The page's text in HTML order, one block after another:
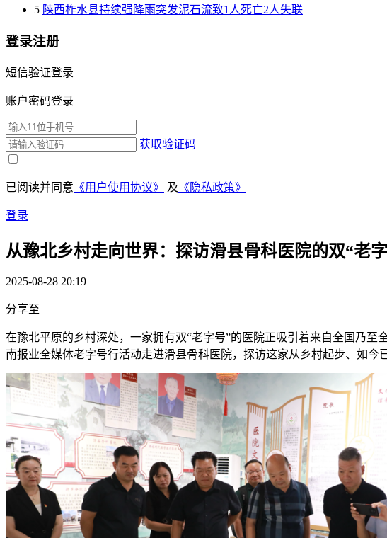
5 陕西柞水县持续强降雨突发泥石流致1人死亡2人失联
登录注册
短信验证登录
账户密码登录
获取验证码
已阅读并同意 《用户使用协议》 及 《隐私政策》
登录
从豫北乡村走向世界：探访滑县骨科医院的双“老
2025-08-28 20:19
分享至
在豫北平原的乡村深处，一家拥有双“老字号”的医院正吸引着来自全国乃
南报业全媒体老字号行活动走进滑县骨科医院，探访这家从乡村起步、如今